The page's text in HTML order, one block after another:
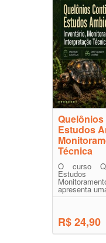
Estudos
Técnica
O curso
Estudos
apresenta
R$ 24,90